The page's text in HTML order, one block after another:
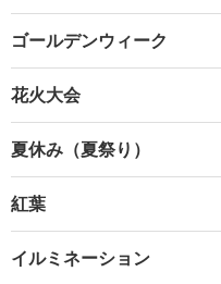
ゴールデンウィーク
花火大会
夏休み（夏祭り）
紅葉
イルミネーション